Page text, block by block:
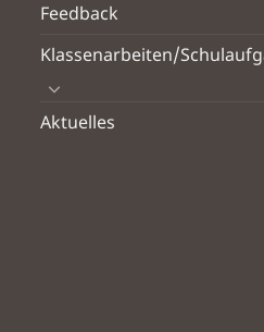
Feedback
Klassenarbeiten/
Aktuelles